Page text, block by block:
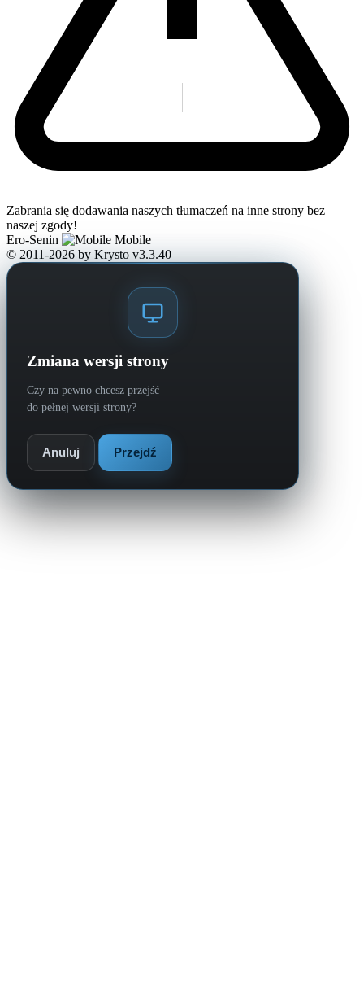
Zabrania się dodawania naszych tłumaczeń na inne strony bez
naszej zgody!
Ero-Senin
Mobile
© 2011-2026 by Krysto v3.3.40
Zmiana wersji strony
Czy na pewno chcesz przejść
do pełnej wersji strony?
Anuluj Przejdź